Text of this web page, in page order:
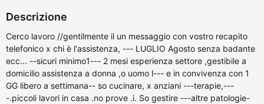
Descrizione
Cerco lavoro //gentilmente il un messaggio con vostro recapito
telefonico x chi è l'assistenza, --- LUGLIO Agosto senza badante
ecc... --sicuri minimo1--- 2 mesi esperienza settore ,gestibile a
domicilio assistenza a donna ,o uomo l--- e in convivenza con 1
GG libero a settimana-- so cucinare, x anziani ---terapie,---
-.piccoli lavori in casa .no prove .i. So gestire ---altre patologie-